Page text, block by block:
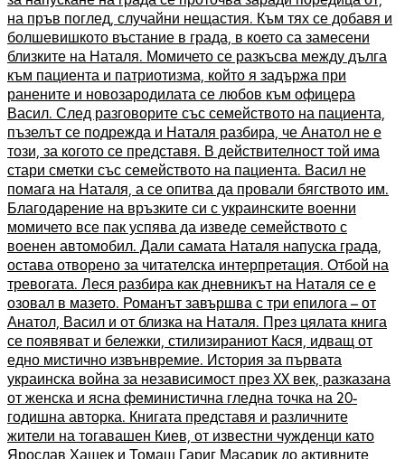
на пръв поглед, случайни нещастия. Към тях се добавя и
болшевишкото въстание в града, в което са замесени
близките на Наталя. Момичето се разкъсва между дълга
към пациента и патриотизма, който я задържа при
ранените и новозародилата се любов към офицера
Васил. След разговорите със семейството на пациента,
пъзелът се подрежда и Наталя разбира, че Анатол не е
този, за когото се представя. В действителност той има
стари сметки със семейството на пациента. Васил не
помага на Наталя, а се опитва да провали бягството им.
Благодарение на връзките си с украинските военни
момичето все пак успява да изведе семейството с
военен автомобил. Дали самата Наталя напуска града,
остава отворено за читателска интерпретация. Отбой на
тревогата. Леся разбира как дневникът на Наталя се е
озовал в мазето. Романът завършва с три епилога – от
Анатол, Васил и от близка на Наталя. През цялата книга
се появяват и бележки, стилизираниот Кася, идващ от
едно мистично извънвремие. История за първата
украинска война за независимост през XX век, разказана
от женска и ясна феминистична гледна точка на 20-
годишна авторка. Книгата представя и различните
жители на тогавашен Киев, от известни чужденци като
Ярослав Хашек и Томаш Гариг Масарик до активните